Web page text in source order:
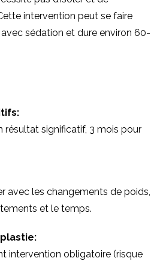
intervention peut se faire
sédation et dure environ 60-
résultat significatif, 3 mois pour
avec les changements de poids,
et le temps.
intervention obligatoire (risque